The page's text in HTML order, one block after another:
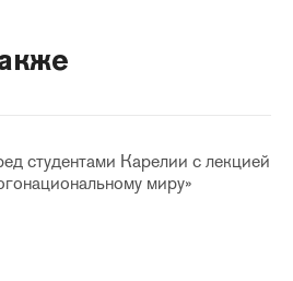
студентами Карелии с лекцией
миру»